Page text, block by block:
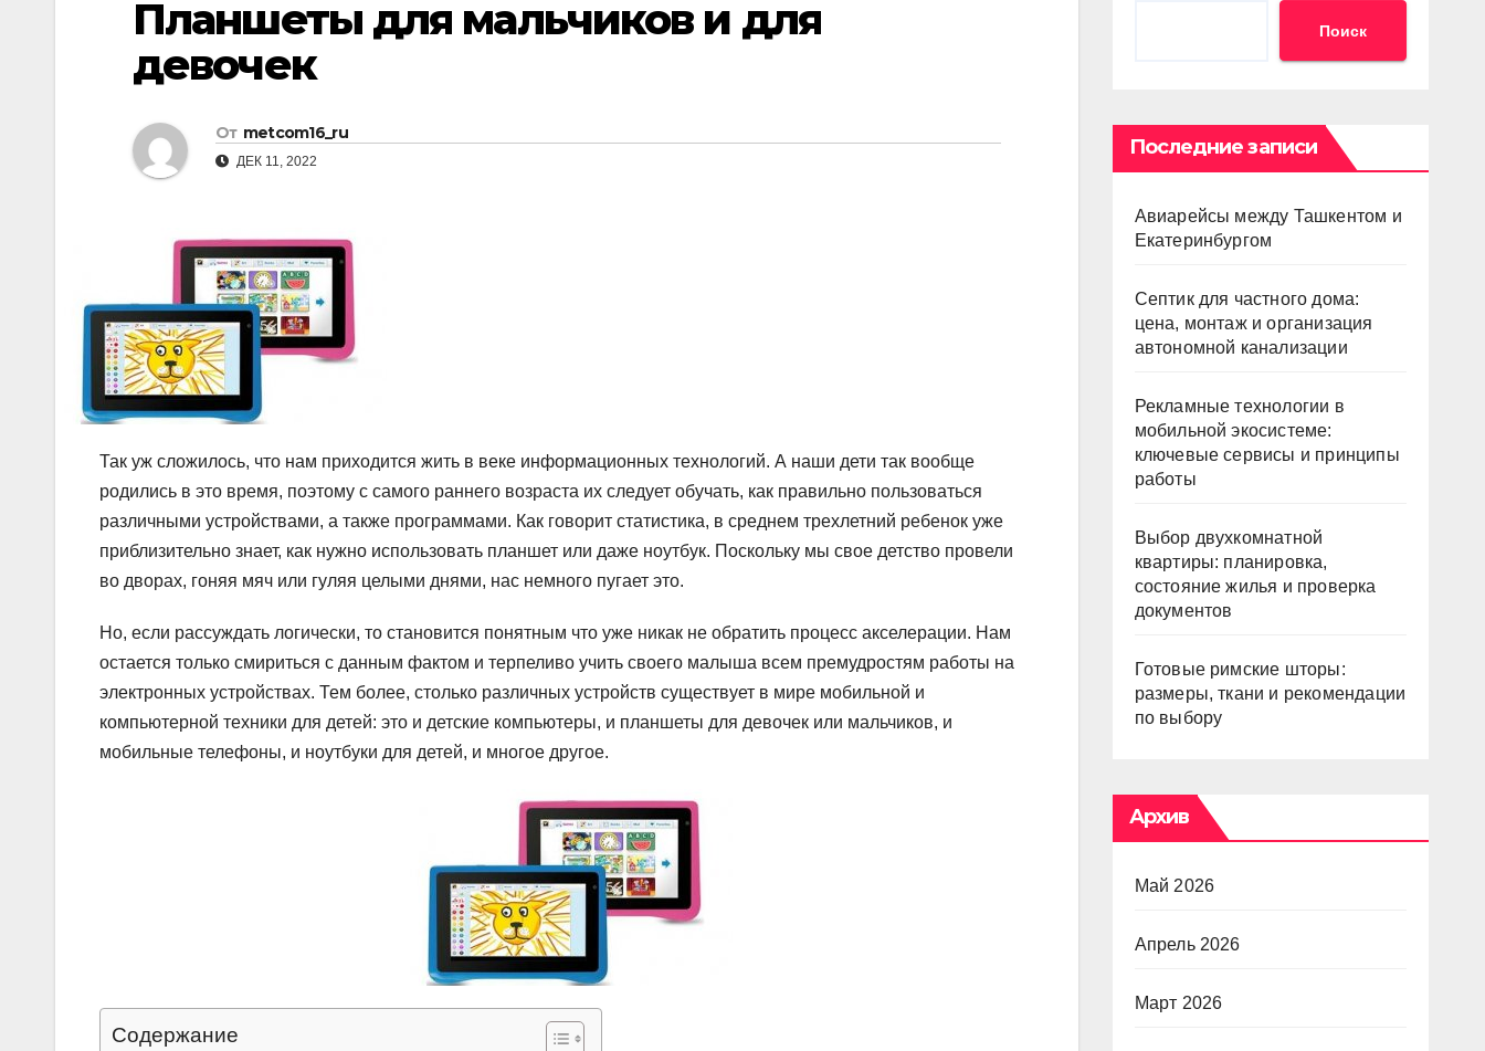
Планшеты для мальчиков и для
девочек
От metcom16_ru
ДЕК 11, 2022
Так уж сложилось, что нам приходится жить в веке информационных технологий. А наши дети так вообще
родились в это время, поэтому с самого раннего возраста их следует обучать, как правильно пользоваться
различными устройствами, а также программами. Как говорит статистика, в среднем трехлетний ребенок уже
приблизительно знает, как нужно использовать планшет или даже ноутбук. Поскольку мы свое детство провели
во дворах, гоняя мяч или гуляя целыми днями, нас немного пугает это.
Но, если рассуждать логически, то становится понятным что уже никак не обратить процесс акселерации. Нам
остается только смириться с данным фактом и терпеливо учить своего малыша всем премудростям работы на
электронных устройствах. Тем более, столько различных устройств существует в мире мобильной и
компьютерной техники для детей: это и детские компьютеры, и планшеты для девочек или мальчиков, и
мобильные телефоны, и ноутбуки для детей, и многое другое.
Содержание
Поиск
Последние записи
Авиарейсы между Ташкентом и
Екатеринбургом
Септик для частного дома:
цена, монтаж и организация
автономной канализации
Рекламные технологии в
мобильной экосистеме:
ключевые сервисы и принципы
работы
Выбор двухкомнатной
квартиры: планировка,
состояние жилья и проверка
документов
Готовые римские шторы:
размеры, ткани и рекомендации
по выбору
Архив
Май 2026
Апрель 2026
Март 2026